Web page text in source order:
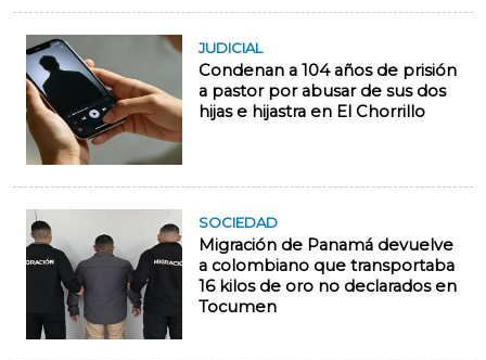
JUDICIAL
Condenan a 104 años de prisión
a pastor por abusar de sus dos
hijas e hijastra en El Chorrillo
SOCIEDAD
Migración de Panamá devuelve
a colombiano que transportaba
16 kilos de oro no declarados en
Tocumen